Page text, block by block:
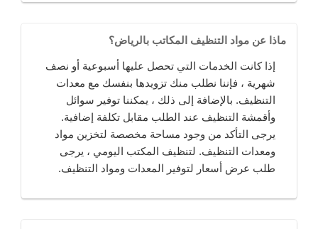
ماذا عن مواد التنظيف المكاتب بالرياض؟
إذا كانت الخدمات التي تحصل عليها أسبوعية أو نصف
شهرية ، فإننا نطلب منك تزويدها بنفسك مع معدات
التنظيف. بالإضافة إلى ذلك ، يمكننا توفير سوائل
وأقمشة التنظيف عند الطلب مقابل تكلفة إضافية.
يرجى التأكد من وجود مساحة مخصصة لتخزين مواد
ومعدات التنظيف. لتنظيف المكتب اليومي ، يرجى
طلب عرض أسعار لتوفير المعدات ومواد التنظيف.